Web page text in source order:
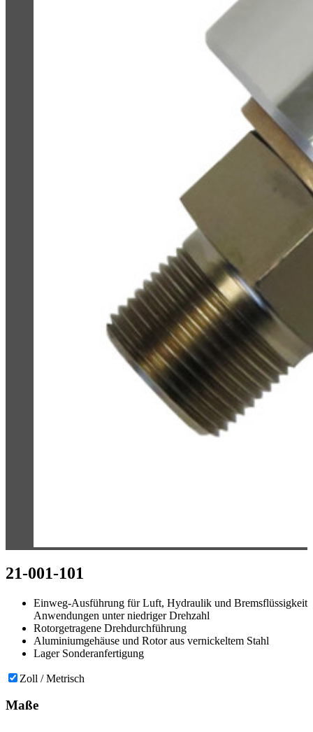
21-001-101
Einweg-Ausführung für Luft, Hydraulik und Bremsflüssigkeit
Anwendungen unter niedriger Drehzahl
Rotorgetragene Drehdurchführung
Aluminiumgehäuse und Rotor aus vernickeltem Stahl
Lager Sonderanfertigung
Zoll / Metrisch
Maße